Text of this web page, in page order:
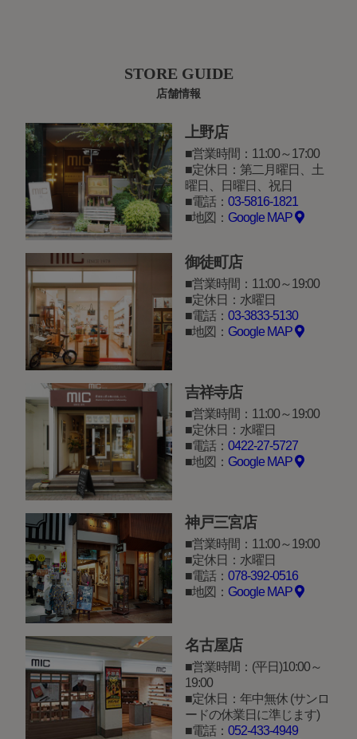
STORE GUIDE
店舗情報
上野店
営業時間：11:00～17:00
定休日：第二月曜日、土
曜日、日曜日、祝日
電話： 03-5816-1821
地図： Google MAP
御徒町店
営業時間：11:00～19:00
定休日：水曜日
電話： 03-3833-5130
地図： Google MAP
吉祥寺店
営業時間：11:00～19:00
定休日：水曜日
電話： 0422-27-5727
地図： Google MAP
神戸三宮店
営業時間：11:00～19:00
定休日：水曜日
電話： 078-392-0516
地図： Google MAP
名古屋店
営業時間：(平日)10:00～
19:00
定休日：年中無休 (サンロ
ードの休業日に準じます)
電話： 052-433-4949